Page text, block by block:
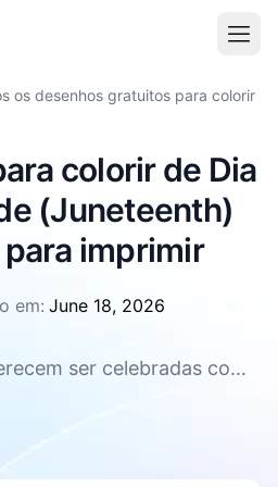
os desenhos gratuitos para colorir
colorir de Dia
(Juneteenth)
imprimir
em: June 18, 2026
ser celebradas com
é uma dessas